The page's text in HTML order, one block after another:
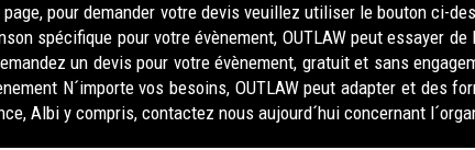
pour demander votre devis veuillez utiliser le bouton ci-
spécifique pour votre évènement, OUTLAW peut essayer
un devis pour votre évènement, gratuit et sans
N´importe vos besoins, OUTLAW peut adapter et des
Albi y compris, contactez nous aujourd´hui concernant